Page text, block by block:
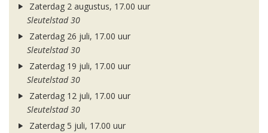
Zaterdag 2 augustus, 17.00 uur
Sleutelstad 30
Zaterdag 26 juli, 17.00 uur
Sleutelstad 30
Zaterdag 19 juli, 17.00 uur
Sleutelstad 30
Zaterdag 12 juli, 17.00 uur
Sleutelstad 30
Zaterdag 5 juli, 17.00 uur